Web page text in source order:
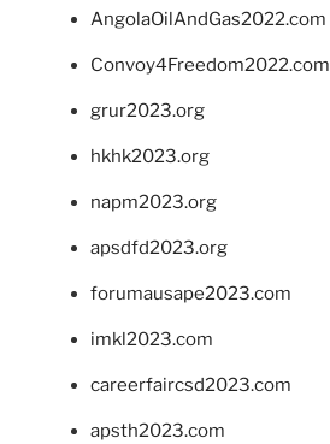
AngolaOilAndGas2022.com
Convoy4Freedom2022.com
grur2023.org
hkhk2023.org
napm2023.org
apsdfd2023.org
forumausape2023.com
imkl2023.com
careerfaircsd2023.com
apsth2023.com